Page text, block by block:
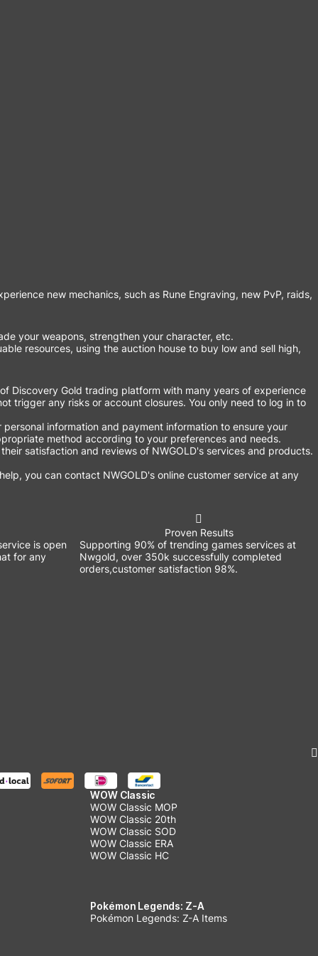
new mechanics, such as Rune Engraving, new PvP, raids,
your weapons, strengthen your character, etc.
resources, using the auction house to buy low and sell high,
Discovery Gold trading platform with many years of experience
trigger any risks or account closures. You only need to log in to
information and payment information to ensure your
method according to your preferences and needs.
satisfaction and reviews of NWGOLD's services and products.
you can contact NWGOLD's online customer service at any
is open
for any
Proven Results
Supporting 90% of trending games services at
Nwgold, over 350k successfully completed
orders,customer satisfaction 98%.
WOW Classic
WOW Classic MOP
WOW Classic 20th
WOW Classic SOD
WOW Classic ERA
WOW Classic HC
Pokémon Legends: Z-A
Pokémon Legends: Z-A Items